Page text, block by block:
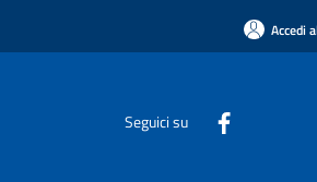
Accedi
Seguici su